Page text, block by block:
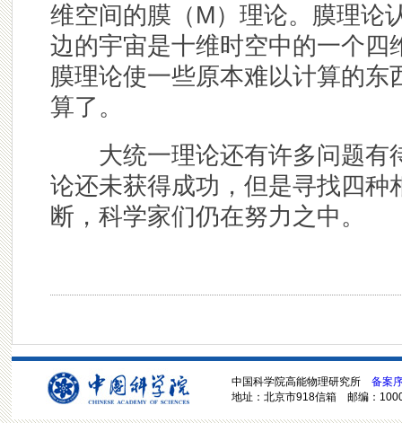
维空间的膜（M）理论。膜理论
边的宇宙是十维时空中的一个
膜理论使一些原本难以计算的
算了。
大统一理论还有许多问题有
论还未获得成功，但是寻找四
断，科学家们仍在努力之中。
中国科学院高能物理研究所 备案
地址：北京市918信箱 邮编：